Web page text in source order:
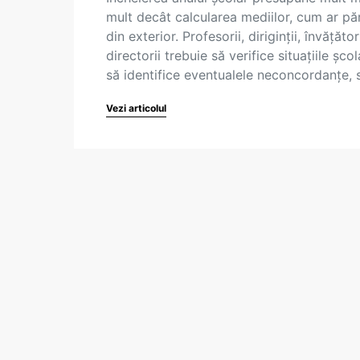
mult decât calcularea mediilor, cum ar
din exterior. Profesorii, diriginții,
directorii trebuie să verifice situațiile
să identifice eventualele neconcordanțe,
Vezi articolul